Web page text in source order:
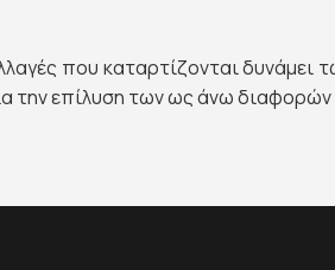
που καταρτίζονται
την επίλυση των ως άνω διαφορών